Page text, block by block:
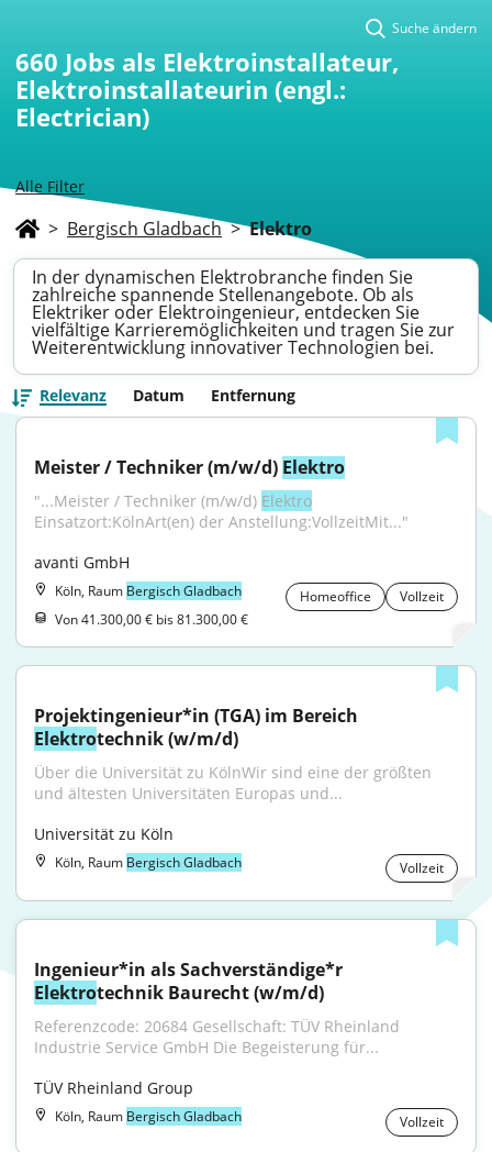
Alle Filter
Suche ändern
660 Jobs als Elektroinstallateur,
Elektroinstallateurin (engl.:
Electrician)
> Bergisch Gladbach > Elektro
In der dynamischen Elektrobranche finden Sie
zahlreiche spannende Stellenangebote. Ob als
Elektriker oder Elektroingenieur, entdecken Sie
vielfältige Karrieremöglichkeiten und tragen Sie zur
Weiterentwicklung innovativer Technologien bei.
Relevanz Datum Entfernung
Meister / Techniker (m/w/d) Elektro
"...Meister / Techniker (m/w/d) Elektro
Einsatzort:KölnArt(en) der Anstellung:VollzeitMit..."
avanti GmbH
Köln, Raum Bergisch Gladbach Homeoffice
Vollzeit
Von 41.300,00 € bis 81.300,00 €
Elektrotechnik (w/m/d)
Über die Universität zu KölnWir sind eine der größten
und ältesten Universitäten Europas und...
Universität zu Köln
Köln, Raum Bergisch Gladbach Vollzeit
Elektrotechnik Baurecht (w/m/d)
Referenzcode: 20684 Gesellschaft: TÜV Rheinland
Industrie Service GmbH Die Begeisterung für...
TÜV Rheinland Group
Köln, Raum Bergisch Gladbach Vollzeit